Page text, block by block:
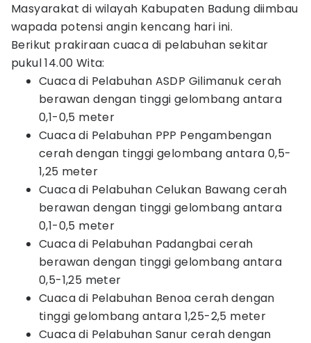
Masyarakat di wilayah Kabupaten Badung diimbau
wapada potensi angin kencang hari ini.
Berikut prakiraan cuaca di pelabuhan sekitar
pukul 14.00 Wita:
Cuaca di Pelabuhan ASDP Gilimanuk cerah
berawan dengan tinggi gelombang antara
0,1-0,5 meter
Cuaca di Pelabuhan PPP Pengambengan
cerah dengan tinggi gelombang antara 0,5-
1,25 meter
Cuaca di Pelabuhan Celukan Bawang cerah
berawan dengan tinggi gelombang antara
0,1-0,5 meter
Cuaca di Pelabuhan Padangbai cerah
berawan dengan tinggi gelombang antara
0,5-1,25 meter
Cuaca di Pelabuhan Benoa cerah dengan
tinggi gelombang antara 1,25-2,5 meter
Cuaca di Pelabuhan Sanur cerah dengan